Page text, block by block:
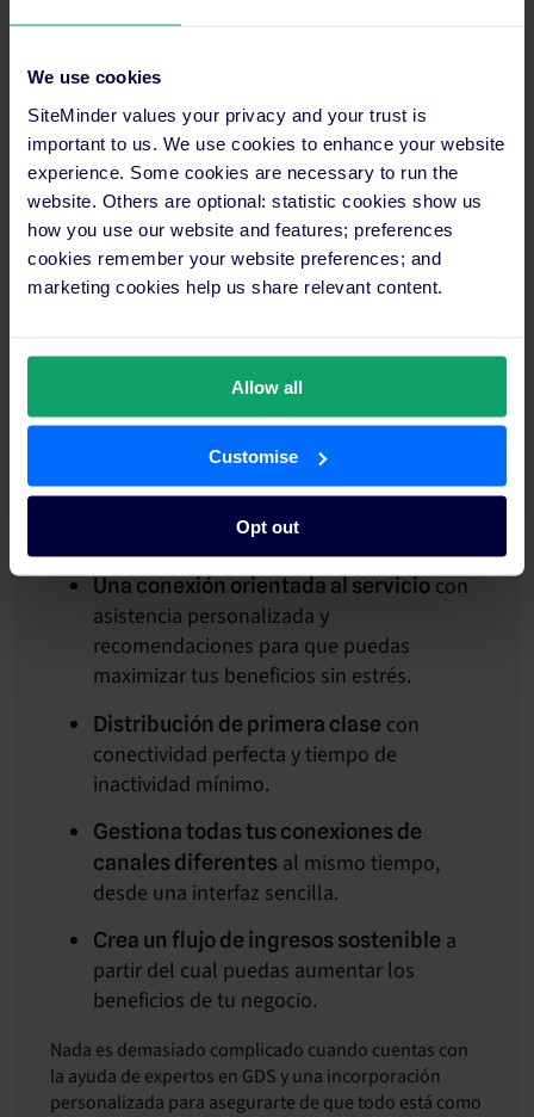
We use cookies
SiteMinder values your privacy and your trust is
important to us. We use cookies to enhance your website
experience. Some cookies are necessary to run the
website. Others are optional: statistic cookies show us
how you use our website and features; preferences
cookies remember your website preferences; and
marketing cookies help us share relevant content.
Allow all
Customise
Opt out
gestionar a la perfección los principales proveedores de GDS.
Te contamos más…
Saca partido a Amadeus GDS con la
ayuda de la plataforma de
SiteMinder
los que te conectas, cuando podrías gestionarlos
todos desde un único lugar?
pero sencilla, que te permite aprovechar el mercado
mundial de viajes corporativos.
Una conexión orientada al serviciocon
asistencia personalizada y
recomendaciones para que puedas
maximizar tus beneficios sin estrés.
Distribución de primera clase con
conectividad perfecta y tiempo de
inactividad mínimo.
Gestiona todas tus conexiones de
canales diferentes al mismo tiempo,
desde una interfaz sencilla.
Crea un flujo de ingresos sostenible a
partir del cual puedas aumentar los
beneficios de tu negocio.
Nada es demasiado complicado cuando cuentas con
la ayuda de expertos en GDS y una incorporación
personalizada para asegurarte de que todo está como